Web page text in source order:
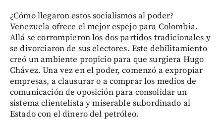
¿Cómo llegaron estos socialismos al poder?
Venezuela ofrece el mejor espejo para Colombia.
Allá se corrompieron los dos partidos tradicionales y
se divorciaron de sus electores. Este debilitamiento
creó un ambiente propicio para que surgiera Hugo
Chávez. Una vez en el poder, comenzó a expropiar
empresas, a clausurar o a comprar los medios de
comunicación de oposición para consolidar un
sistema clientelista y miserable subordinado al
Estado con el dinero del petróleo.